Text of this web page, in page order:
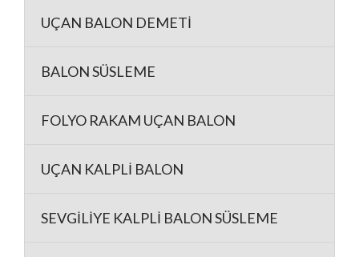
UÇAN BALON DEMETİ
BALON SÜSLEME
FOLYO RAKAM UÇAN BALON
UÇAN KALPLİ BALON
SEVGİLİYE KALPLİ BALON SÜSLEME